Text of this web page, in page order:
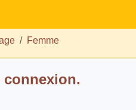
Femme
connexion.